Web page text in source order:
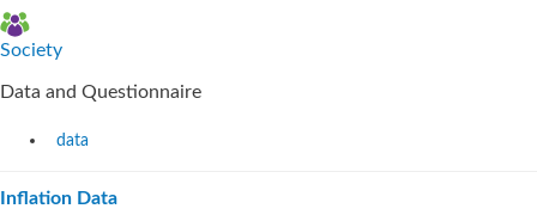
Society
Data and Questionnaire
data
Inflation Data